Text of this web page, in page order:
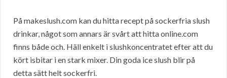
På makeslush.com kan du hitta recept på sockerfria slush
drinkar, något som annars är svårt att hitta online.com
finns både och. Häll enkelt i slushkoncentratet efter att du
kört isbitar i en stark mixer. Din goda ice slush blir på
detta sätt helt sockerfri.